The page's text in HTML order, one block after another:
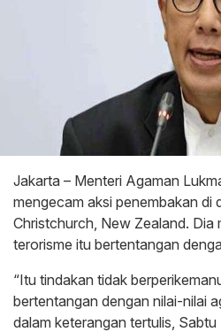
Jakarta – Menteri Agaman
mengecam aksi penembakan di
Christchurch, New Zealand. Dia
terorisme itu bertentangan
“Itu tindakan tidak
bertentangan dengan nilai-nilai
dalam keterangan tertulis,